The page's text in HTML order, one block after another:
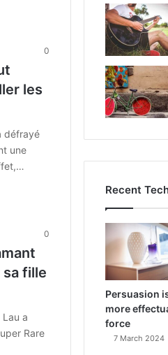
0
les
défrayé
une
0
fille
Lau a
Rare
Recent
Persuasion
more
force
7 March 2024